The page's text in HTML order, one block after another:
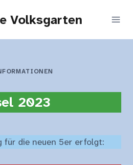
Volksgarten
2023
für die neuen 5er erfolgt: